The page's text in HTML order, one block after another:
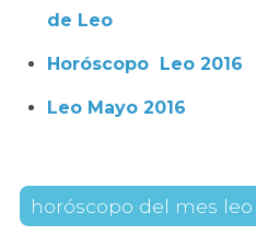
de Leo
Horóscopo Leo 2016
Leo Mayo 2016
horóscopo del mes leo